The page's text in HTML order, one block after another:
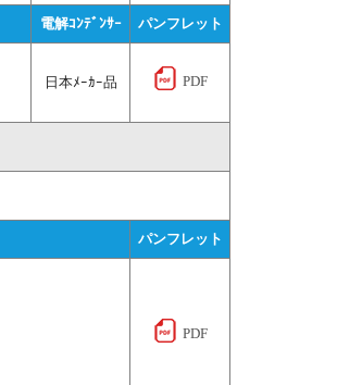
電解ｺﾝﾃﾞﾝｻｰ パンフレット
日本ﾒｰｶｰ品 PDF
パンフレット
PDF